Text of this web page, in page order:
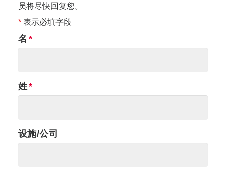
员将尽快回复您。
* 表示必填字段
名
姓
设施/公司